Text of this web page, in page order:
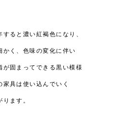
ると濃い紅褐色になり、
かく、色味の変化に伴い
が固まってできる黒い模様
家具は使い込んでいく
ます。